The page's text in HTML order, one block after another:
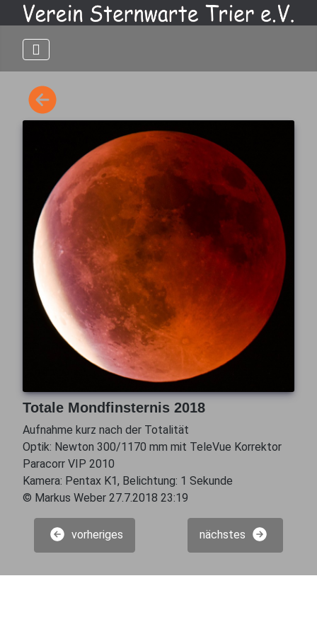
Totale Mondfinsternis 2018
Aufnahme kurz nach der Totalität
Optik: Newton 300/1170 mm mit TeleVue Korrektor
Paracorr VIP 2010
Kamera: Pentax K1, Belichtung: 1 Sekunde
© Markus Weber 27.7.2018 23:19
vorheriges nächstes